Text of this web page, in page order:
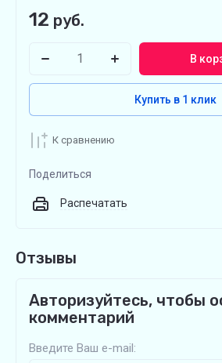
12 руб.
В
Купить в 1 клик
К сравнению
Поделиться
Распечатать
Отзывы
Авторизуйтесь, чтобы
комментарий
Введите Ваш e-mail: